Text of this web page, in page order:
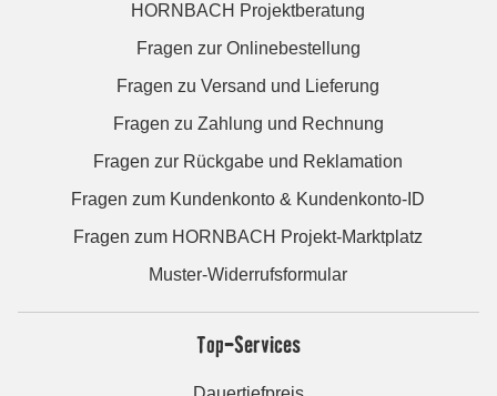
HORNBACH Projektberatung
Fragen zur Onlinebestellung
Fragen zu Versand und Lieferung
Fragen zu Zahlung und Rechnung
Fragen zur Rückgabe und Reklamation
Fragen zum Kundenkonto & Kundenkonto-ID
Fragen zum HORNBACH Projekt-Marktplatz
Muster-Widerrufsformular
Top-Services